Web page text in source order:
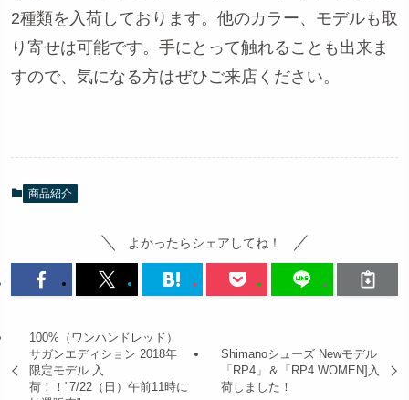
2種類を入荷しております。他のカラー、モデルも取
り寄せは可能です。手にとって触れることも出来ま
すので、気になる方はぜひご来店ください。
商品紹介
よかったらシェアしてね！
100%（ワンハンドレッド）
サガンエディション 2018年
限定モデル 入
荷！！"7/22（日）午前11時に
Shimanoシューズ Newモデル
「RP4」＆「RP4 WOMEN]入
荷しました！